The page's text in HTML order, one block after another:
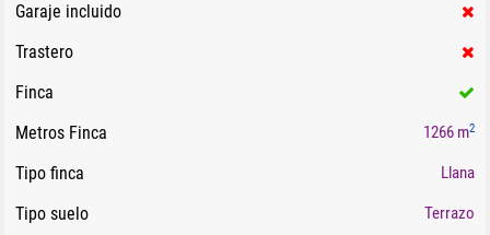
Garaje incluido
Trastero
Finca
Metros Finca
1266 m2
Tipo finca Llana
Tipo suelo Terrazo